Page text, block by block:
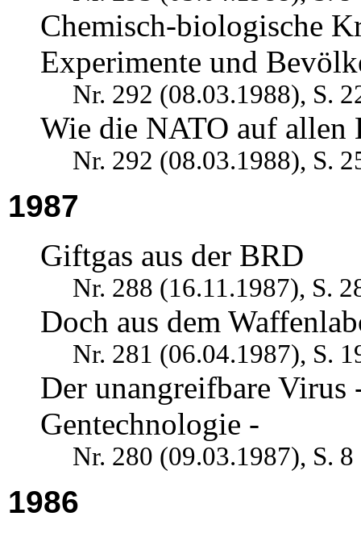
Chemisch-biologische
Experimente und
Nr. 292 (08.03.1988), S.
Wie die NATO auf allen
Nr. 292 (08.03.1988), S.
1987
Giftgas aus der BRD
Nr. 288 (16.11.1987), S.
Doch aus dem
Nr. 281 (06.04.1987), S.
Der unangreifbare
Gentechnologie -
Nr. 280 (09.03.1987), S. 8
1986